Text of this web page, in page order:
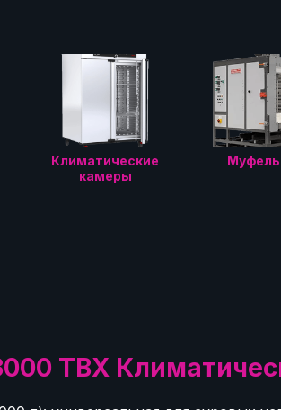
Климатические
камеры
ТВХ